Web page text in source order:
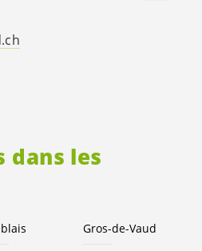
dans les
Gros-de-Vaud